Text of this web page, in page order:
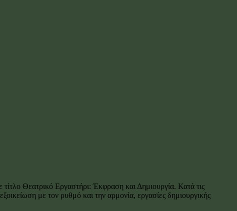
Θεατρικό Εργαστήρι: Έκφραση και Δημιουργία. Κατά τις
με τον ρυθμό και την αρμονία, εργασίες δημιουργικής